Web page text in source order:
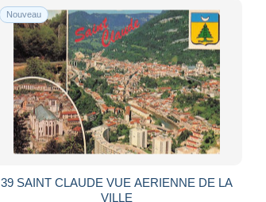
Nouveau
39 SAINT CLAUDE VUE AERIENNE DE LA
VILLE